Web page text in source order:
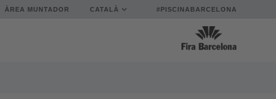
ÀREA MUNTADOR CATALÀ #PISCINABARCELONA